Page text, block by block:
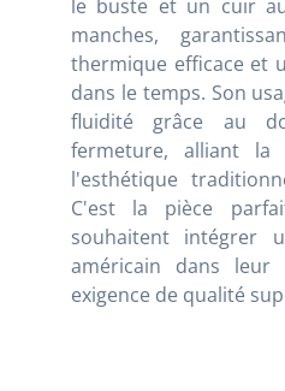
le buste et un cuir
manches,
thermique efficace et
dans le temps. Son
fluidité grâce au
fermeture, alliant
l'esthétique
C'est la pièce
souhaitent intégrer
américain dans leur
exigence de qualité